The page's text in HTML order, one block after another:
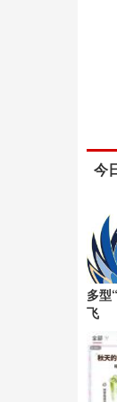
今
多型
飞